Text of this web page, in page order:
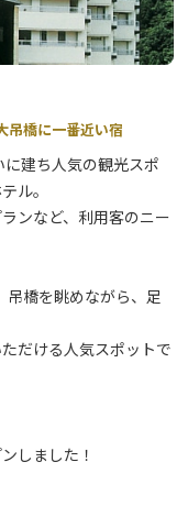
吊橋に一番近い宿
建ち人気の観光スポ
ル。
ンなど、利用客のニー
吊橋を眺めながら、足
だける人気スポットで
しました！